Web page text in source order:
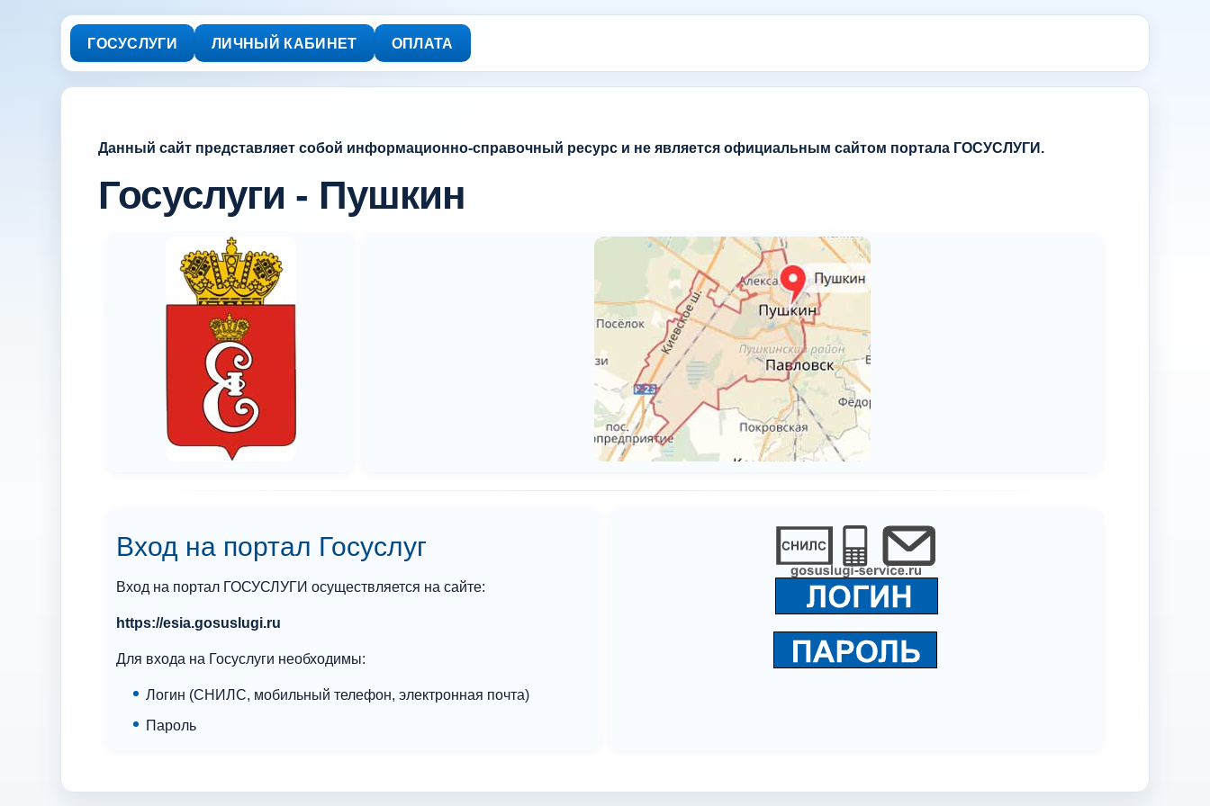
ГОСУСЛУГИ ЛИЧНЫЙ КАБИНЕТ ОПЛАТА
Данный сайт представляет собой информационно-справочный ресурс и не является официальным сайтом портала ГОСУСЛУГИ.
Госуслуги - Пушкин
Вход на портал Госуслуг
Вход на портал ГОСУСЛУГИ осуществляется на сайте:
https://esia.gosuslugi.ru
Для входа на Госуслуги необходимы:
Логин (СНИЛС, мобильный телефон, электронная почта)
Пароль